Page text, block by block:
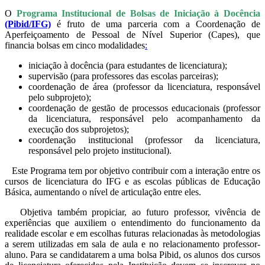
O Programa Institucional de Bolsas de Iniciação à Docência
(Pibid/IFG) é fruto de uma parceria com a Coordenação de
Aperfeiçoamento de Pessoal de Nível Superior (Capes), que
financia bolsas em cinco modalidades:
iniciação à docência (para estudantes de licenciatura);
supervisão (para professores das escolas parceiras);
coordenação de área (professor da licenciatura, responsável
pelo subprojeto);
coordenação de gestão de processos educacionais (professor
da licenciatura, responsável pelo acompanhamento da
execução dos subprojetos);
coordenação institucional (professor da licenciatura,
responsável pelo projeto institucional).
Este Programa tem por objetivo contribuir com a interação entre os
cursos de licenciatura do IFG e as escolas públicas de Educação
Básica, aumentando o nível de articulação entre eles.
Objetiva também propiciar, ao futuro professor, vivência de
experiências que auxiliem o entendimento do funcionamento da
realidade escolar e em escolhas futuras relacionadas às metodologias
a serem utilizadas em sala de aula e no relacionamento professor-
aluno. Para se candidatarem a uma bolsa Pibid, os alunos dos cursos